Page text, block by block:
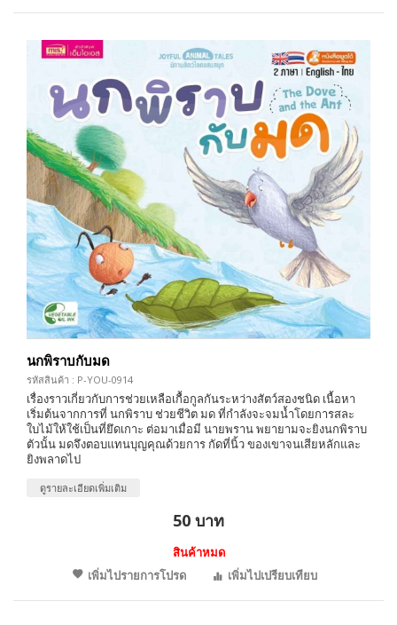
นกพิราบกับมด
รหัสสินค้า : P-YOU-0914
เรื่องราวเกี่ยวกับการช่วยเหลือเกื้อกูลกันระหว่างสัตว์สองชนิด เนื้อหา
เริ่มต้นจากการที่ นกพิราบ ช่วยชีวิต มด ที่กำลังจะจมน้ำโดยการสละ
ใบไม้ให้ใช้เป็นที่ยึดเกาะ ต่อมาเมื่อมี นายพราน พยายามจะยิงนกพิราบ
ตัวนั้น มดจึงตอบแทนบุญคุณด้วยการ กัดที่นิ้ว ของเขาจนเสียหลักและ
ยิงพลาดไป
ดูรายละเอียดเพิ่มเติม
50 บาท
สินค้าหมด
เพิ่มไปรายการโปรด
เพิ่มไปเปรียบเทียบ